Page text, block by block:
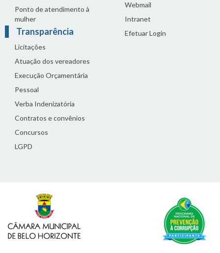
Ponto de atendimento à
mulher
Transparência
Licitações
Atuação dos vereadores
Execução Orçamentária
Pessoal
Verba Indenizatória
Contratos e convênios
Concursos
LGPD
Webmail
Intranet
Efetuar Login